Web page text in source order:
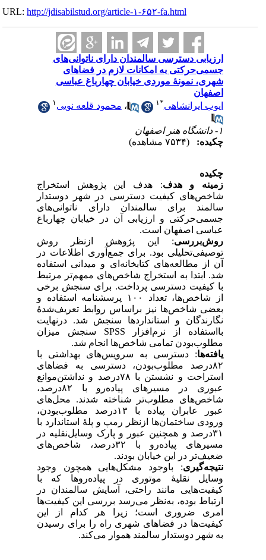
URL:http://jdisabilstud.org/article-۱-۶۵۲-fa.html
ارزیابی دسترسی سالمندان دارای ناتوانی‌های
جسمی‌حرکتی به امکانات لازم در فضاهای
شهری، نمونهٔ موردی خیابان چهارباغ عباسی
اصفهان
ایوب ایرانشاهی
۱ ،محمود قلعه نویی
چکیده:
چکیده
زمینه و هدف: هدف این پژوهش استخراج
شاخص‌های کیفیت دسترسی در شهر دوستدار
سالمند برای سالمندان دارای ناتوانی‌های
جسمی‌حرکتی و ارزیابی آن در خیابان چهارباغ
عباسی اصفهان است.
روش‌بررسی: این پژوهش ازنظر روش
توصیفی‌تحلیلی بود. برای جمع‌آوری اطلاعات در
آن از مطالعه‌های کتابخانه‌ای و میدانی استفاده
شد. ابتدا به استخراج شاخص‌های ممهم‌تر مرتبط
با کیفیت دسترسی پرداخت. برای سنجش برخی
از شاخص‌ها، تعداد ۱۰۰ پرسشنامه استفاده و
بعضی شاخص‌ها نیز براساس روابط تعریف‌شدهٔ
نگارندگان و استانداردها سنجش شد. درنهایت
بااستفاده از نرم‌افزار SPSS سنجش میزان
مطلوب‌بودن تمامی شاخص‌ها انجام شد.
یافته‌ها: دسترسی به سرویس‌های بهداشتی با
۸۲درصد مطلوب‌بودن، دسترسی به فضاهای
استراحت و نشستن با ۷۸درصد و نداشتن‌موانع
عبوری در مسیرهای پیاده‌رو با ۸۲درصد،
شاخص‌های مطلوب‌تر شناخته شدند. محل‌های
عبور عابران پیاده با ۱۳درصد مطلوب‌بودن،
ورودی ساختمان‌ها ازنظر رمپ و پلهٔ استاندارد با
۳۱درصد و همچنین عبور و پارک وسایل‌نقلیه در
مسیرهای پیاده‌رو با ۳۲درصد، شاخص‌های
ضعیف‌تر در این خیابان بودند.
نتیجه‌گیری: باوجود مشکل‌هایی همچون وجود
وسایل نقلیهٔ موتوری در پیاده‌روها که با
کیفیت‌هایی مانند راحتی، آسایش سالمندان در
ارتباط‌ بوده، به‌نظر می‌رسد بررسی این کیفیت‌ها
امری ضروری است؛ زیرا هر کدام از این
کیفیت‌ها در فضاهای شهری راه را برای رسیدن
به شهر دوستدار سالمند هموار می‌کند.